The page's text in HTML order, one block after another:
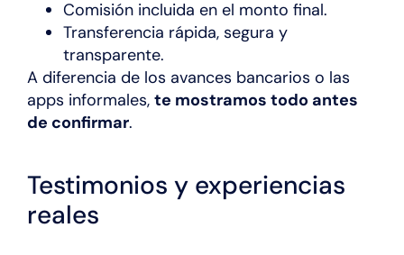
Comisión incluida en el monto final.
Transferencia rápida, segura y
transparente.
A diferencia de los avances bancarios o las
apps informales, te mostramos todo antes
de confirmar.
Testimonios y experiencias
reales